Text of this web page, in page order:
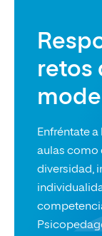
retos
Enfréntate
aulas como
diversidad,